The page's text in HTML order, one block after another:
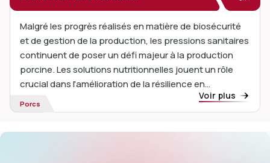
Malgré les progrès réalisés en matière de biosécurité
et de gestion de la production, les pressions sanitaires
continuent de poser un défi majeur à la production
porcine. Les solutions nutritionnelles jouent un rôle
crucial dans l'amélioration de la résilience en
Voir plus
Porcs